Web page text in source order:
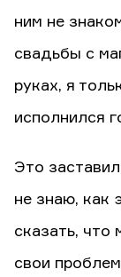
ним не
свадьбы с
руках, я
исполнился
Это
не знаю, как
сказать,
свои